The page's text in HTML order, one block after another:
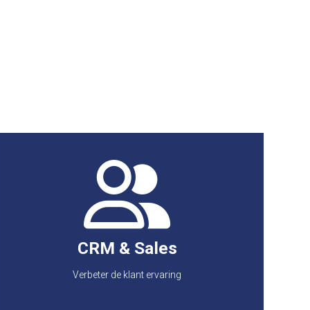
CRM & Sales
Verbeter de klant ervaring
CRM & Sales
• Betere klantenservice • Contactbeheer,
salesmanagement • Inzicht in klantinformatie,
Hogere productiviteit • Beter inzicht in voortgang